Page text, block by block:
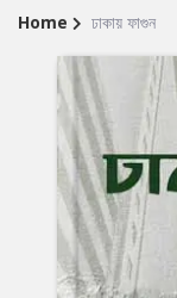
Site
Breadcrumb
Home ঢাকায় ফাগুন